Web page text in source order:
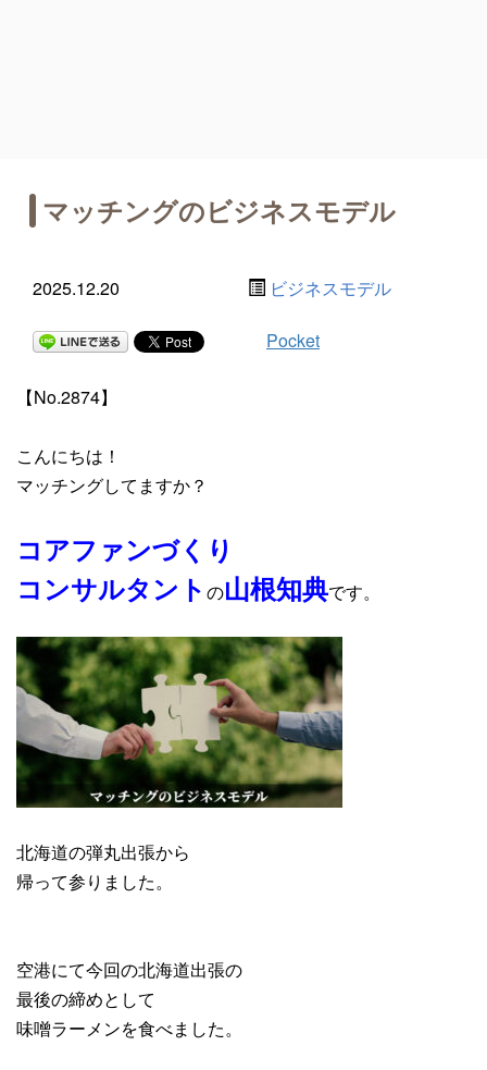
マッチングのビジネスモデル
2025.12.20 ビジネスモデル
Pocket
【No.2874】
こんにちは！
マッチングしてますか？
コアファンづくり
コンサルタント の山根知典です。
北海道の弾丸出張から
帰って参りました。
空港にて今回の北海道出張の
最後の締めとして
味噌ラーメンを食べました。